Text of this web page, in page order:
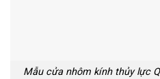
Mẫu cửa nhôm kính thủy lực